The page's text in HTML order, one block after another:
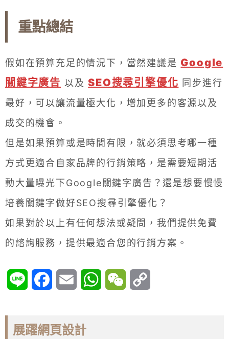
重點總結
假如在預算充足的情況下，當然建議是 Google
關鍵字廣告 以及SEO搜尋引擎優化 同步進行
最好，可以讓流量極大化，增加更多的客源以及
成交的機會。
但是如果預算或是時間有限，就必須思考哪一種
方式更適合自家品牌的行銷策略，是需要短期活
動大量曝光下Google關鍵字廣告？還是想要慢慢
培養關鍵字做好SEO搜尋引擎優化？
如果對於以上有任何想法或疑問，我們提供免費
的諮詢服務，提供最適合您的行銷方案。
Line FacebookEmail WhatsApp
WeChat
展躍網頁設計